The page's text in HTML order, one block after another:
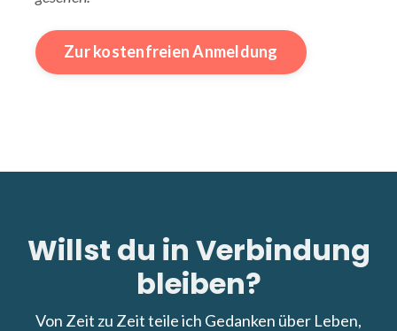
Zur kostenfreien Anmeldung
Willst du in Verbindung
bleiben?
Von Zeit zu Zeit teile ich Gedanken über Leben,